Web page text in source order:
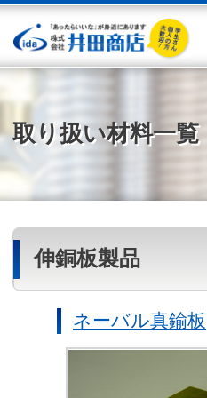
取り扱い材料一覧
伸銅板製品
ネーバル真鍮板